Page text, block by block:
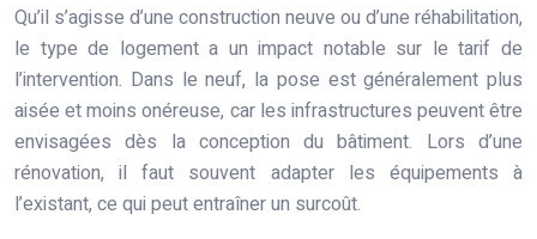
Qu’il s’agisse d’une construction neuve ou d’une réhabilitation,
le type de logement a un impact notable sur le tarif de
l’intervention. Dans le neuf, la pose est généralement plus
aisée et moins onéreuse, car les infrastructures peuvent être
envisagées dès la conception du bâtiment. Lors d’une
rénovation, il faut souvent adapter les équipements à
l’existant, ce qui peut entraîner un surcoût.